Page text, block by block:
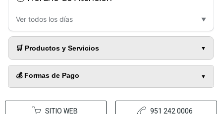
Ver todos los días ▼
🛒 Productos y Servicios
💰 Formas de Pago
SITIO WEB 951 242 0006